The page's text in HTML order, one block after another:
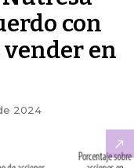
con
en
2024